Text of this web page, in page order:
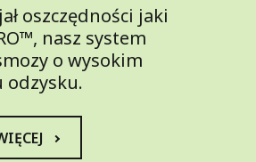
oszczędności jaki
nasz system
o wysokim
odzysku.